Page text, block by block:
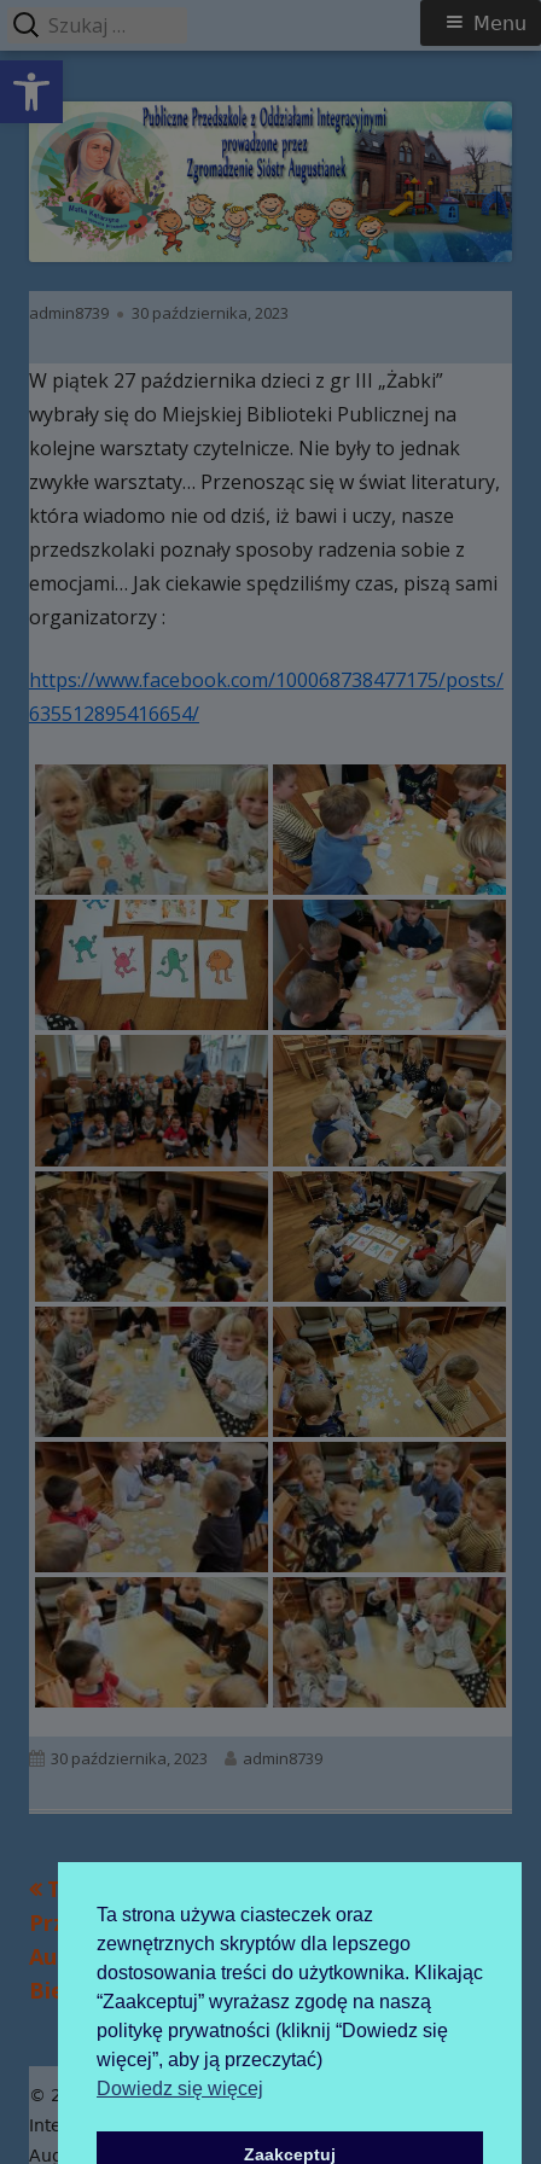
Open toolbar
Przeskocz
treści
Publiczne Przedszkole z Oddziałami
Integracyjnymi prowadzone przez
Zgromadzenie Sióstr Augustianek
Menu
główne
Menu
Autor
admin8739 Opublikowano
30 października, 2023
W piątek 27 października dzieci z gr III „Żabki”
wybrały się do Miejskiej Biblioteki Publicznej na
kolejne warsztaty czytelnicze. Nie były to jednak
zwykłe warsztaty… Przenosząc się w świat literatury,
która wiadomo nie od dziś, iż bawi i uczy, nasze
przedszkolaki poznały sposoby radzenia sobie z
emocjami… Jak ciekawie spędziliśmy czas, piszą sami
organizatorzy :
https://www.facebook.com/100068738477175/posts/
635512895416654/
Opublikowano
30 października, 2023 Autor
admin8739
Nawigacja
wpisu
Poprzedni
artykół
Tydzień misyjny w
Przedszkolu Sióstr
Augustianek w
Bielawie
artykół:
Zawartość
stopki
© 2019 Publiczne Przedszkole z Oddziałami
Integracyjnymi prowadzone przez Zgromadzenie Sióstr
Augustianek
Ta strona używa ciasteczek oraz
zewnętrznych skryptów dla lepszego
dostosowania treści do użytkownika. Klikając
“Zaakceptuj” wyrażasz zgodę na naszą
politykę prywatności (kliknij “Dowiedz się
więcej”, aby ją przeczytać)
Dowiedz się więcej
Zaakceptuj